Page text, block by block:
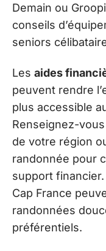
Demain ou
conseils
seniors
Les aides
peuvent rendre
plus accessible
Renseignez-
de votre région
randonnée pour
support
Cap France
randonnées
préférentiels.